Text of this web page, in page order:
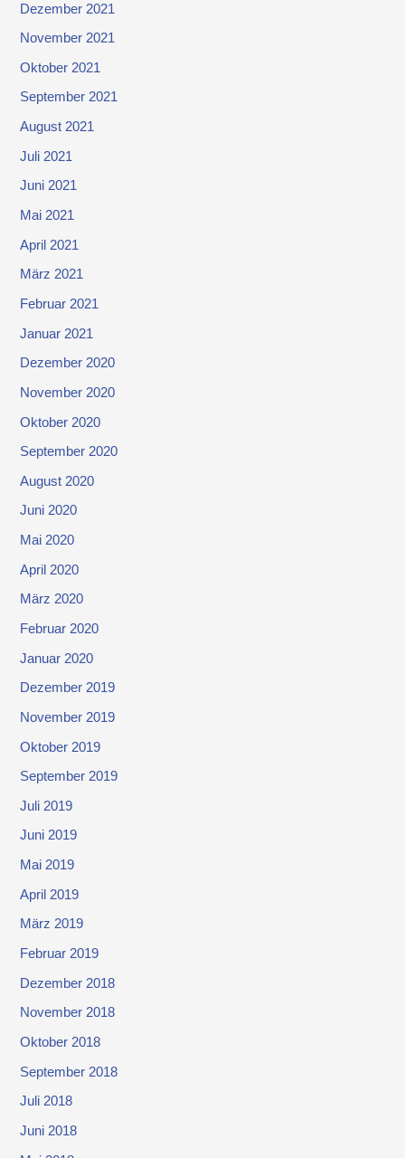
Dezember 2021
November 2021
Oktober 2021
September 2021
August 2021
Juli 2021
Juni 2021
Mai 2021
April 2021
März 2021
Februar 2021
Januar 2021
Dezember 2020
November 2020
Oktober 2020
September 2020
August 2020
Juni 2020
Mai 2020
April 2020
März 2020
Februar 2020
Januar 2020
Dezember 2019
November 2019
Oktober 2019
September 2019
Juli 2019
Juni 2019
Mai 2019
April 2019
März 2019
Februar 2019
Dezember 2018
November 2018
Oktober 2018
September 2018
Juli 2018
Juni 2018